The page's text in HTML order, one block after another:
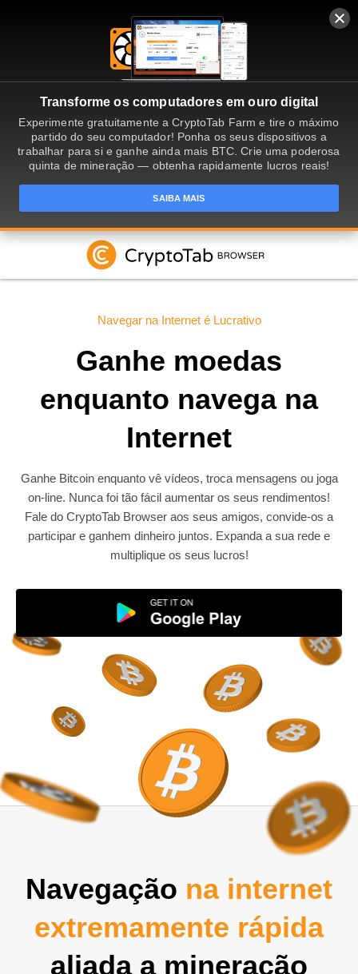
Transforme os computadores em ouro digital
Experimente gratuitamente a CryptoTab Farm e tire o máximo
partido do seu computador! Ponha os seus dispositivos a
trabalhar para si e ganhe ainda mais BTC. Crie uma poderosa
quinta de mineração — obtenha rapidamente lucros reais!
SAIBA MAIS
Navegar na Internet é Lucrativo
Ganhe moedas
enquanto navega na
Internet
Ganhe Bitcoin enquanto vê vídeos, troca mensagens ou joga
on-line. Nunca foi tão fácil aumentar os seus rendimentos!
Fale do CryptoTab Browser aos seus amigos, convide-os a
participar e ganhem dinheiro juntos. Expanda a sua rede e
multiplique os seus lucros!
Navegação na internet
extremamente rápida
aliada a mineração